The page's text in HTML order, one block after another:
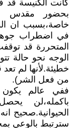
كانت الكنيسة قد
بحضور مقدس
خاصة،بسبب ان
في اضطراب
المتحررة قد
الوجه نحو حالة
خطيئة.لأنها لم
من فعل الشر).
ففي عالم يكون
باكمله،لن
الحيوانية.صحيح
سترتبط بالوعي